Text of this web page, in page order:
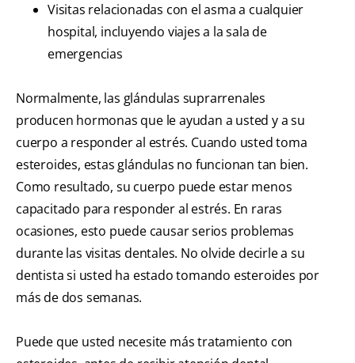
Visitas relacionadas con el asma a cualquier
hospital, incluyendo viajes a la sala de
emergencias
Normalmente, las glándulas suprarrenales
producen hormonas que le ayudan a usted y a su
cuerpo a responder al estrés. Cuando usted toma
esteroides, estas glándulas no funcionan tan bien.
Como resultado, su cuerpo puede estar menos
capacitado para responder al estrés. En raras
ocasiones, esto puede causar serios problemas
durante las visitas dentales. No olvide decirle a su
dentista si usted ha estado tomando esteroides por
más de dos semanas.
Puede que usted necesite más tratamiento con